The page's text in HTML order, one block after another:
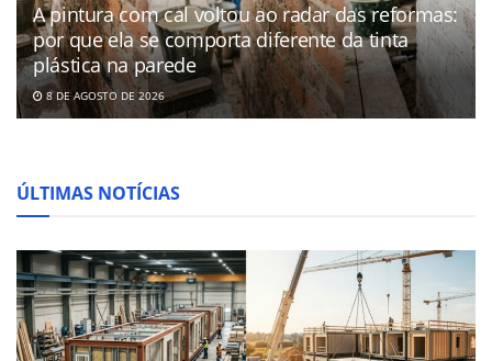
A pintura com cal voltou ao radar das reformas:
por que ela se comporta diferente da tinta
plástica na parede
8 DE AGOSTO DE 2026
ÚLTIMAS NOTÍCIAS